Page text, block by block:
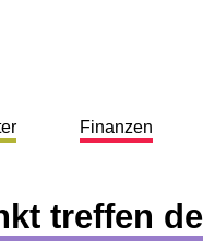
treffen
Finanzen